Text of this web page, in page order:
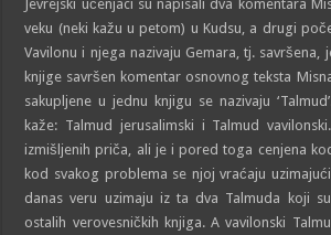
Jevrejski učenjaci su napisali dva komentara
veku (neki kažu u petom) u Kudsu, a drugi
Vavilonu i njega nazivaju Gemara, tj. savršena,
knjige savršen komentar osnovnog teksta
sakupljene u jednu knjigu se nazivaju
kaže: Talmud jerusalimski i Talmud
izmišljenih priča, ali je i pored toga cenjena
kod svakog problema se njoj vraćaju
danas veru uzimaju iz ta dva Talmuda koji
ostalih verovesničkih knjiga. A vavilonski